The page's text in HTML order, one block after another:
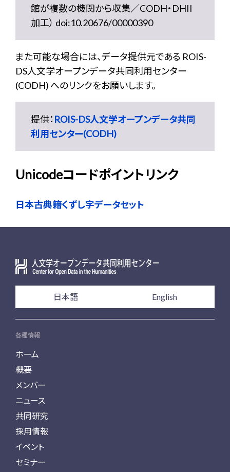
館が複数の機関から収集／CODH・DHII
加工） doi:10.20676/00000390
また可能な場合には、データ提供元である ROIS-
DS人文学オープンデータ共同利用センター
(CODH) へのリンクをお願いします。
提供： ROIS-DS人文学オープンデータ共同
利用センター(CODH)
Unicodeコードポイントリンク
日本古典籍くずし字データセット
日本語 English
各種情報
ホーム
概要
メンバー
ニュース
共同研究
採用情報
イベント
セミナー